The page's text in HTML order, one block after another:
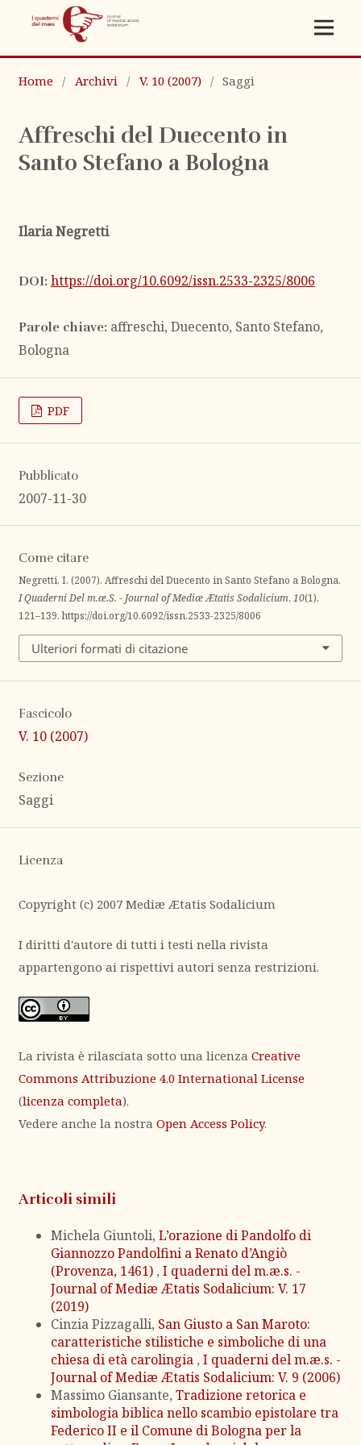
Home / Archivi / V. 10 (2007) / Saggi
Affreschi del Duecento in
Santo Stefano a Bologna
Ilaria Negretti
DOI: https://doi.org/10.6092/issn.2533-2325/8006
Parole chiave: affreschi, Duecento, Santo Stefano,
Bologna
PDF
Pubblicato
2007-11-30
Come citare
Negretti, I. (2007). Affreschi del Duecento in Santo Stefano a Bologna.
I Quaderni Del m.æ.S. - Journal of Mediæ Ætatis Sodalicium, 10(1),
121–139. https://doi.org/10.6092/issn.2533-2325/8006
Ulteriori formati di citazione
Fascicolo
V. 10 (2007)
Sezione
Saggi
Licenza
Copyright (c) 2007 Mediæ Ætatis Sodalicium
I diritti d'autore di tutti i testi nella rivista
appartengono ai rispettivi autori senza restrizioni.
La rivista è rilasciata sotto una licenza Creative
Commons Attribuzione 4.0 International License
(licenza completa).
Vedere anche la nostra Open Access Policy.
Articoli simili
Michela Giuntoli, L’orazione di Pandolfo di
Giannozzo Pandolfini a Renato d’Angiò
(Provenza, 1461) , I quaderni del m.æ.s. -
Journal of Mediæ Ætatis Sodalicium: V. 17
(2019)
Cinzia Pizzagalli, San Giusto a San Maroto:
caratteristiche stilistiche e simboliche di una
chiesa di età carolingia , I quaderni del m.æ.s. -
Journal of Mediæ Ætatis Sodalicium: V. 9 (2006)
Massimo Giansante, Tradizione retorica e
simbologia biblica nello scambio epistolare tra
Federico II e il Comune di Bologna per la